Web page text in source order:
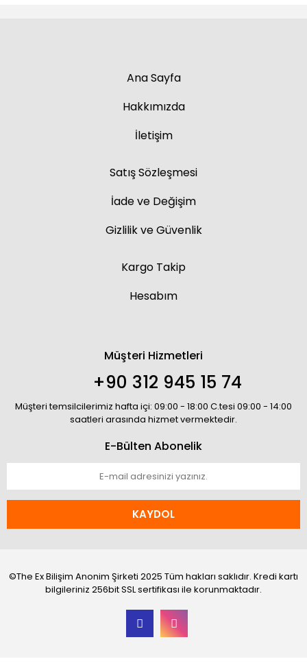
Ana Sayfa
Hakkımızda
İletişim
Satış Sözleşmesi
İade ve Değişim
Gizlilik ve Güvenlik
Kargo Takip
Hesabım
Müşteri Hizmetleri
+90 312 945 15 74
Müşteri temsilcilerimiz hafta içi: 09:00 - 18:00 C.tesi 09:00 - 14:00
saatleri arasında hizmet vermektedir.
E-Bülten Abonelik
KAYDOL
©The Ex Bilişim Anonim Şirketi 2025 Tüm hakları saklıdır. Kredi kartı
bilgileriniz 256bit SSL sertifikası ile korunmaktadır.